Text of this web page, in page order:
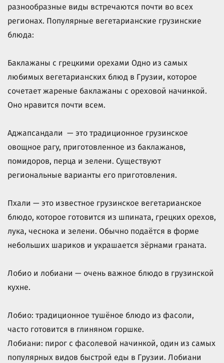
разнообразные виды встречаются почти во всех
регионах. Популярные вегетарианские грузинские
блюда:
Баклажаны с грецкими орехами Одно из самых
любимых вегетарианских блюд в Грузии, которое
сочетает жареные баклажаны с ореховой начинкой.
Оно нравится почти всем.
Аджапсандали — это традиционное грузинское
овощное рагу, приготовленное из баклажанов,
помидоров, перца и зелени. Существуют
региональные варианты его приготовления.
Пхали — это известное грузинское вегетарианское
блюдо, которое готовится из шпината, грецких орехов,
лука, чеснока и зелени. Обычно подаётся в форме
небольших шариков и украшается зёрнами граната.
Лобио и лобиани — очень важное блюдо в грузинской
кухне.
Лобио: традиционное тушёное блюдо из фасоли,
часто готовится в глиняном горшке.
Лобиани: пирог с фасолевой начинкой, один из самых
популярных видов быстрой еды в Грузии. Лобиани